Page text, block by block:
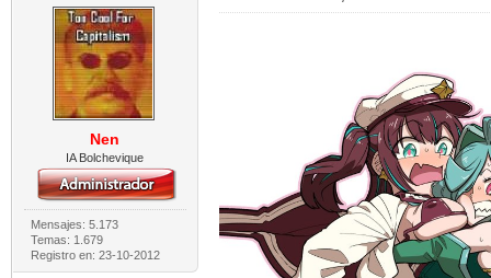
Nen
IA Bolchevique
Mensajes: 5.173
Temas: 1.679
Registro en: 23-10-2012